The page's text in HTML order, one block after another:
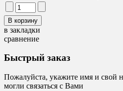
в закладки
сравнение
Быстрый заказ
Пожалуйста, укажите имя и свой
могли связаться с Вами